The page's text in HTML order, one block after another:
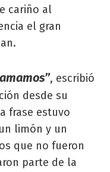
cariño al
el gran
, escribió
desde su
frase estuvo
limón y un
que no fueron
parte de la